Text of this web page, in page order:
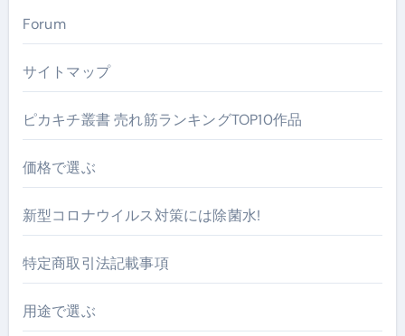
Forum
サイトマップ
ピカキチ叢書 売れ筋ランキングTOP10作品
価格で選ぶ
新型コロナウイルス対策には除菌水!
特定商取引法記載事項
用途で選ぶ